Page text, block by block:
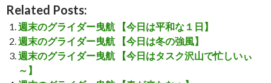
Related Posts:
週末のグライダー曳航 【今日は平和な１日】
週末のグライダー曳航 【今日は冬の強風】
週末のグライダー曳航 【今日はタスク沢山で忙しいぃ
～】